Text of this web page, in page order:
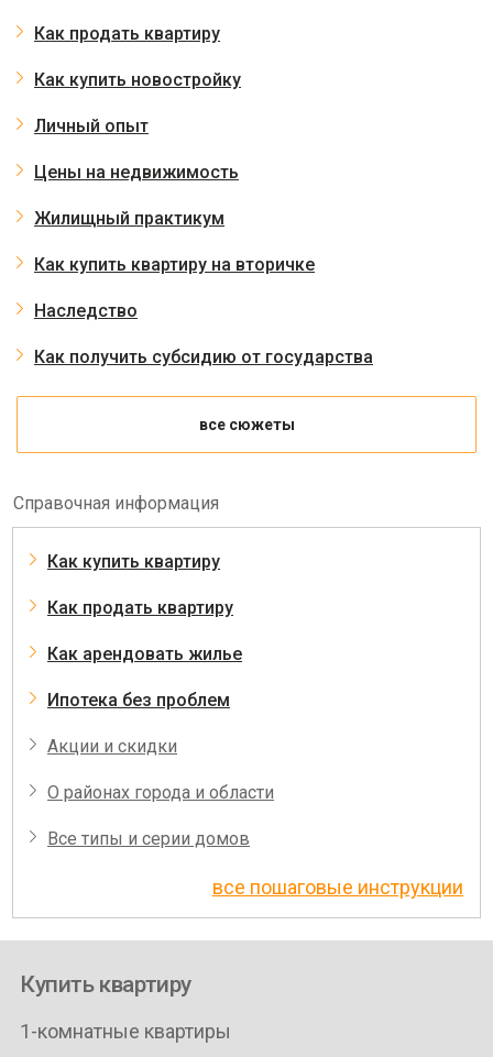
Как продать квартиру
Как купить новостройку
Личный опыт
Цены на недвижимость
Жилищный практикум
Как купить квартиру на вторичке
Наследство
Как получить субсидию от государства
все сюжеты
Справочная информация
Как купить квартиру
Как продать квартиру
Как арендовать жилье
Ипотека без проблем
Акции и скидки
О районах города и области
Все типы и серии домов
все пошаговые инструкции
Купить квартиру
1-комнатные квартиры